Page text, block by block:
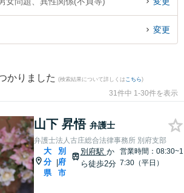
で土日や夜間に発生した異性関係(不貞等)による離婚
弁護士に相談したい』『異性関係(不貞等)による離婚
豊富な近くの弁護士を検索したい』『初回相談無料
変更
かりました (検索結果について詳しくは こちら)
31件中 1-30件を表示
山下 昇悟 弁護士
弁護士法人古庄総合法律事務所 別府支部
大
分
県
|
別
府
市
別府駅 か
ら徒歩2分
営業時間：08:30~1
7:30（平日）